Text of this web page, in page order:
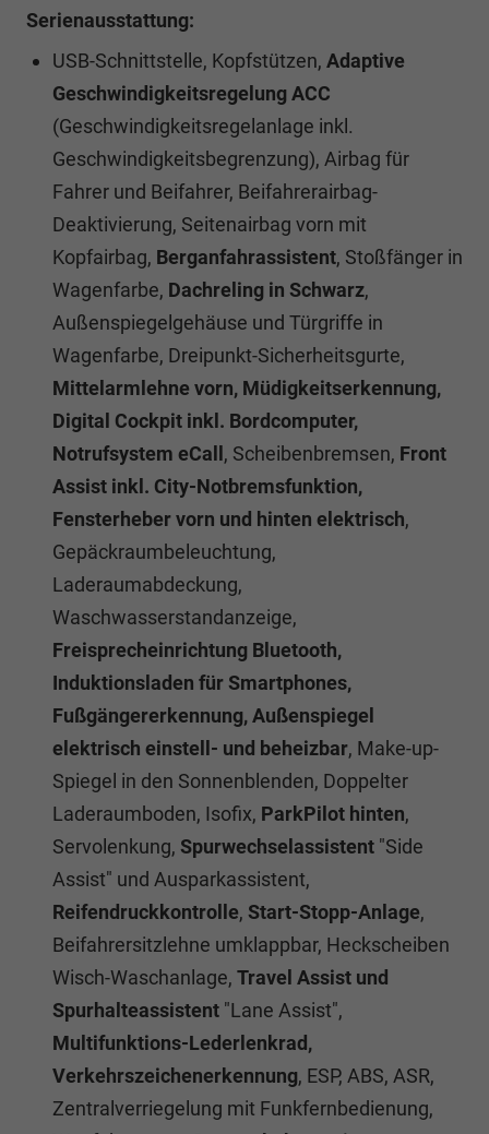
Serienausstattung:
USB-Schnittstelle, Kopfstützen, Adaptive
Geschwindigkeitsregelung ACC
(Geschwindigkeitsregelanlage inkl.
Geschwindigkeitsbegrenzung), Airbag für
Fahrer und Beifahrer, Beifahrerairbag-
Deaktivierung, Seitenairbag vorn mit
Kopfairbag, Berganfahrassistent, Stoßfänger in
Wagenfarbe, Dachreling in Schwarz,
Außenspiegelgehäuse und Türgriffe in
Wagenfarbe, Dreipunkt-Sicherheitsgurte,
Mittelarmlehne vorn, Müdigkeitserkennung,
Digital Cockpit inkl. Bordcomputer,
Notrufsystem eCall, Scheibenbremsen, Front
Assist inkl. City-Notbremsfunktion,
Fensterheber vorn und hinten elektrisch,
Gepäckraumbeleuchtung,
Laderaumabdeckung,
Waschwasserstandanzeige,
Freisprecheinrichtung Bluetooth,
Induktionsladen für Smartphones,
Fußgängererkennung, Außenspiegel
elektrisch einstell- und beheizbar, Make-up-
Spiegel in den Sonnenblenden, Doppelter
Laderaumboden, Isofix, ParkPilot hinten,
Servolenkung, Spurwechselassistent "Side
Assist" und Ausparkassistent,
Reifendruckkontrolle, Start-Stopp-Anlage,
Beifahrersitzlehne umklappbar, Heckscheiben
Wisch-Waschanlage, Travel Assist und
Spurhalteassistent "Lane Assist",
Multifunktions-Lederlenkrad,
Verkehrszeichenerkennung, ESP, ABS, ASR,
Zentralverriegelung mit Funkfernbedienung,